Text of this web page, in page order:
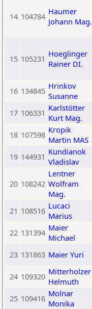
14 104784 Haumer
Johann Mag.
15 105231 Hoeglinger
Rainer DI.
16 134845 Hrinkov
Susanne
17 106331 Karlstötter
Kurt Mag.
18 107598 Kropik
Martin MAS
19 144931 Kundianok
Vladislav
20 108242
Lentner
Wolfram
Mag.
21 108516 Lucaci
Marius
22 131394 Maier
Michael
23 131863 Maier Yuri
24 109320 Mitterholzer
Helmuth
25 109416 Molnar
Monika